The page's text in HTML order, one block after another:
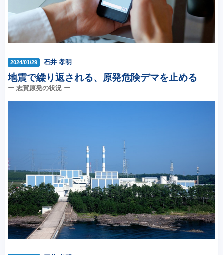
2024/01/29 石井 孝明
地震で繰り返される、原発危険デマを止める
ー 志賀原発の状況 ー